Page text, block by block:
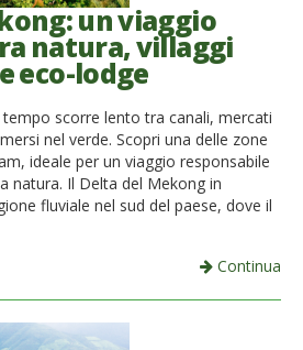
un viaggio
natura, villaggi
eco-lodge
scorre lento tra canali, mercati
nel verde. Scopri una delle zone
ideale per un viaggio responsabile
natura. Il Delta del Mekong in
fluviale nel sud del paese, dove il
Continua